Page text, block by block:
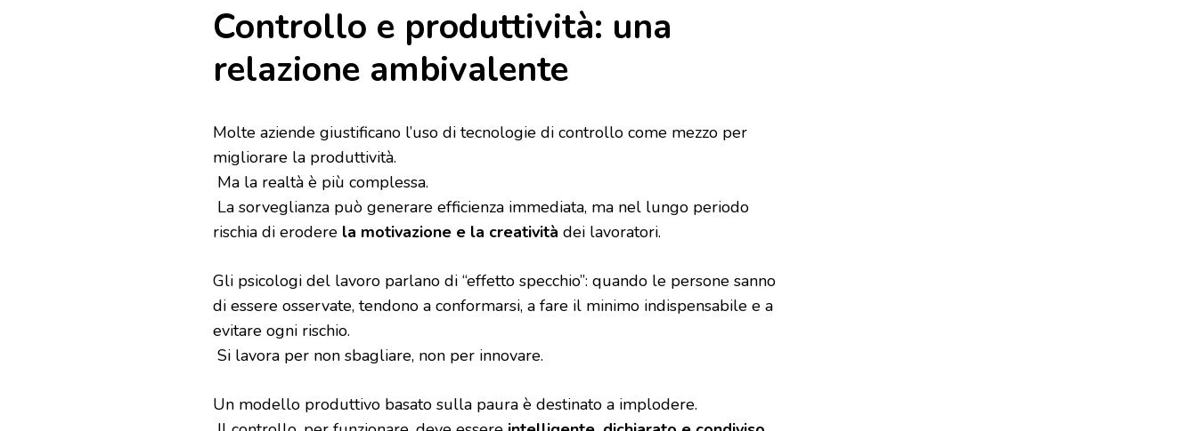
Controllo e produttività: una
relazione ambivalente
Molte aziende giustificano l’uso di tecnologie di controllo come mezzo per
migliorare la produttività.
Ma la realtà è più complessa.
La sorveglianza può generare efficienza immediata, ma nel lungo periodo
rischia di erodere la motivazione e la creatività dei lavoratori.
Gli psicologi del lavoro parlano di “effetto specchio”: quando le persone sanno
di essere osservate, tendono a conformarsi, a fare il minimo indispensabile e a
evitare ogni rischio.
Si lavora per non sbagliare, non per innovare.
Un modello produttivo basato sulla paura è destinato a implodere.